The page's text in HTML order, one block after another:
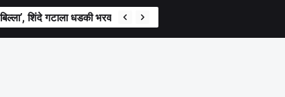
शिंदे गटाला धडकी भरवणारी सर्वाेच्च न्यायालयाची टिप्पणी